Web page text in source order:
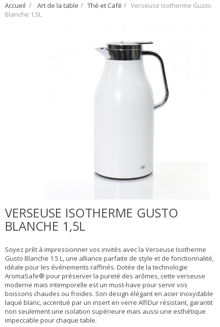
Accueil > Art de la table > Thé et Café > Verseuse Isotherme Gusto
Blanche 1,5L
VERSEUSE ISOTHERME GUSTO
BLANCHE 1,5L
Soyez prêt à impressionner vos invités avec la Verseuse Isotherme
Gusto Blanche 1.5 L, une alliance parfaite de style et de fonctionnalité,
idéale pour les événements raffinés. Dotée de la technologie
AromaSafe® pour préserver la pureté des arômes, cette verseuse
moderne mais intemporelle est un must-have pour servir vos
boissons chaudes ou froides. Son design élégant en acier inoxydable
laqué blanc, accentué par un insert en verre AlfiDur résistant, garantit
non seulement une isolation supérieure mais aussi une esthétique
impeccable pour chaque table.